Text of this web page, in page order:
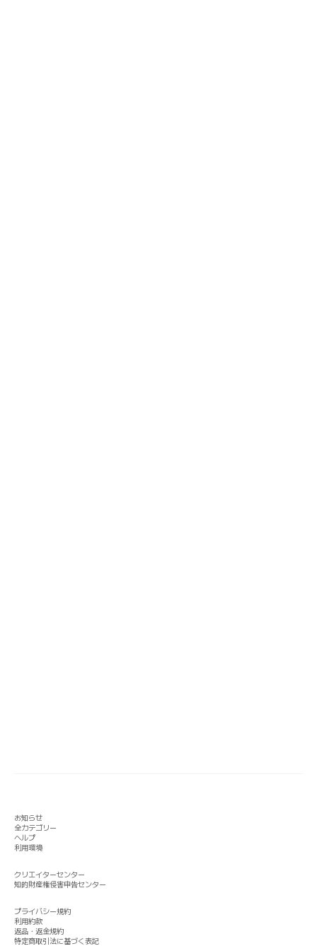
お知らせ
全カテゴリー
ヘルプ
利用環境
クリエイターセンター
知的財産権侵害申告センター
プライバシー規約
利用約款
返品・返金規約
特定商取引法に基づく表記